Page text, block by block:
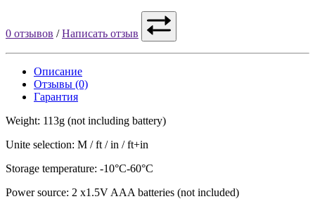
0 отзывов /Написать отзыв
Описание
Отзывы (0)
Гарантия
Weight: 113g (not including battery)
Unite selection: M / ft / in / ft+in
Storage temperature: -10°C-60°C
Power source: 2 x1.5V AAA batteries (not included)